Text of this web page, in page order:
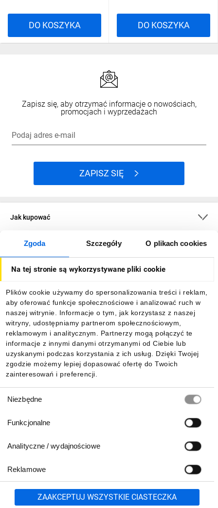
Zgoda Szczegóły O plikach cookies
Na tej stronie są wykorzystywane pliki cookie
Plików cookie używamy do spersonalizowania treści i reklam,
aby oferować funkcje społecznościowe i analizować ruch w
naszej witrynie. Informacje o tym, jak korzystasz z naszej
witryny, udostępniamy partnerom społecznościowym,
reklamowym i analitycznym. Partnerzy mogą połączyć te
informacje z innymi danymi otrzymanymi od Ciebie lub
uzyskanymi podczas korzystania z ich usług. Dzięki Twojej
zgodzie możemy lepiej dopasować ofertę do Twoich
zainteresowań i preferencji.
zgody
Niezbędne
Funkcjonalne
Analityczne / wydajnościowe
Reklamowe
ZAAKCEPTUJ WSZYSTKIE CIASTECZKA
DO KOSZYKA DO KOSZYKA
Zapisz się, aby otrzymać informacje o nowościach,
promocjach i wyprzedażach
Podaj adres e-mail
ZAPISZ SIĘ
Jak kupować
O firmie
Informacje
Pobierz naszą aplikację mobilną:
801 500 700 lub
71 37 61 600